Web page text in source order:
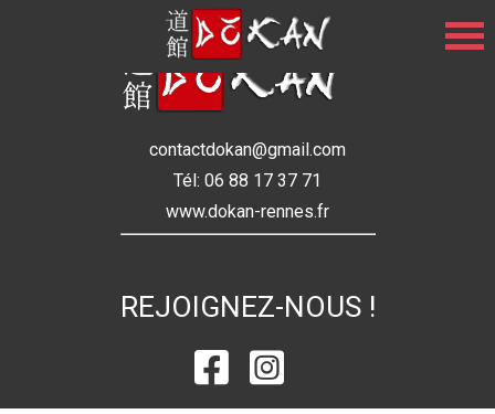
contactdokan@gmail.com
Tél: 06 88 17 37 71
www.dokan-rennes.fr
REJOIGNEZ-NOUS !